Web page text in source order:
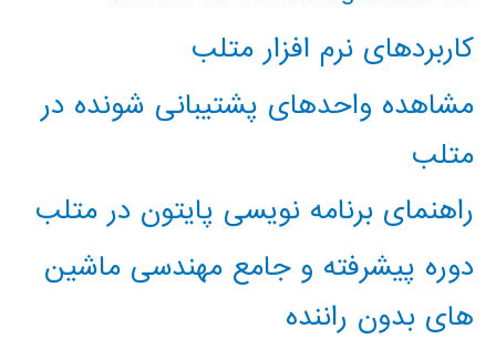
کاربردهای نرم افزار متلب
مشاهده واحدهای پشتیبانی شونده در
متلب
راهنمای برنامه نویسی پایتون در متلب
دوره پیشرفته و جامع مهندسی ماشین
های بدون راننده